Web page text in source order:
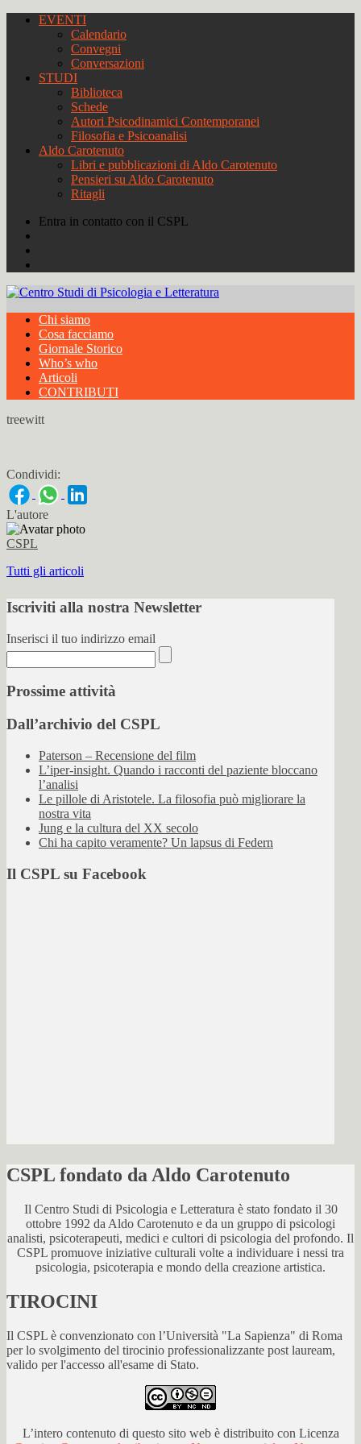
EVENTI
Calendario
Convegni
Conversazioni
STUDI
Biblioteca
Schede
Autori Psicodinamici Contemporanei
Filosofia e Psicoanalisi
Aldo Carotenuto
Libri e pubblicazioni di Aldo Carotenuto
Pensieri su Aldo Carotenuto
Ritagli
Entra in contatto con il CSPL
Chi siamo
Cosa facciamo
Giornale Storico
Who’s who
Articoli
CONTRIBUTI
treewitt
Condividi:
L'autore
CSPL
Tutti gli articoli
Iscriviti alla nostra Newsletter
Inserisci il tuo indirizzo email
Prossime attività
Dall’archivio del CSPL
Paterson – Recensione del film
L’iper-insight. Quando i racconti del paziente bloccano
l’analisi
Le pillole di Aristotele. La filosofia può migliorare la
nostra vita
Jung e la cultura del XX secolo
Chi ha capito veramente? Un lapsus di Federn
Il CSPL su Facebook
CSPL fondato da Aldo Carotenuto
Il Centro Studi di Psicologia e Letteratura è stato fondato il 30
ottobre 1992 da Aldo Carotenuto e da un gruppo di psicologi
analisti, psicoterapeuti, medici e cultori di psicologia del profondo. Il
CSPL promuove iniziative culturali volte a individuare i nessi tra
psicologia, psicoterapia e mondo della creazione artistica.
TIROCINI
Il CSPL è convenzionato con l’Università "La Sapienza" di Roma
per lo svolgimento del tirocinio professionalizzante post lauream,
valido per l'accesso all'esame di Stato.
L’intero contenuto di questo sito web è distribuito con Licenza